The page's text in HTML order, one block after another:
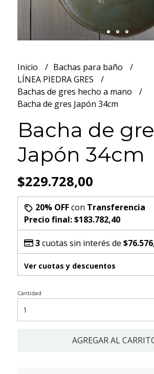
Inicio
Bachas para baño
LÍNEA PIEDRA GRES
Bachas de gres hecho a mano
Bacha de gres Japón 34cm
Bacha de
Japón 34cm
$229.728,00
20% OFFcon Transferencia
Precio final:$183.782,40
3cuotas sin interés de
Ver cuotas y descuentos
Cantidad
AGREGAR AL